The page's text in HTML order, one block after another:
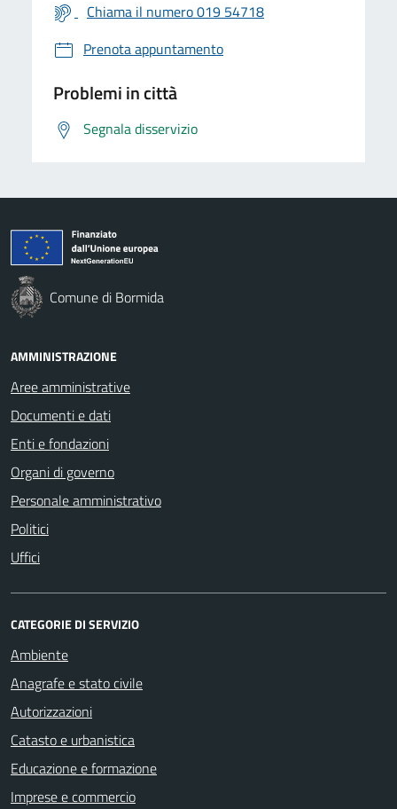
Chiama il numero 019 54718
Prenota appuntamento
Problemi in città
Segnala disservizio
Comune di Bormida
AMMINISTRAZIONE
Aree amministrative
Documenti e dati
Enti e fondazioni
Organi di governo
Personale amministrativo
Politici
Uffici
CATEGORIE DI SERVIZIO
Ambiente
Anagrafe e stato civile
Autorizzazioni
Catasto e urbanistica
Educazione e formazione
Imprese e commercio